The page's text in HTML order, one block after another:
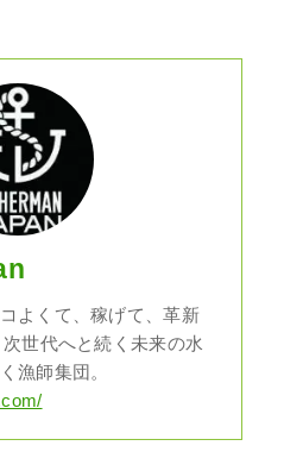
よくて、稼げて、革新
世代へと続く未来の水
漁師集団。